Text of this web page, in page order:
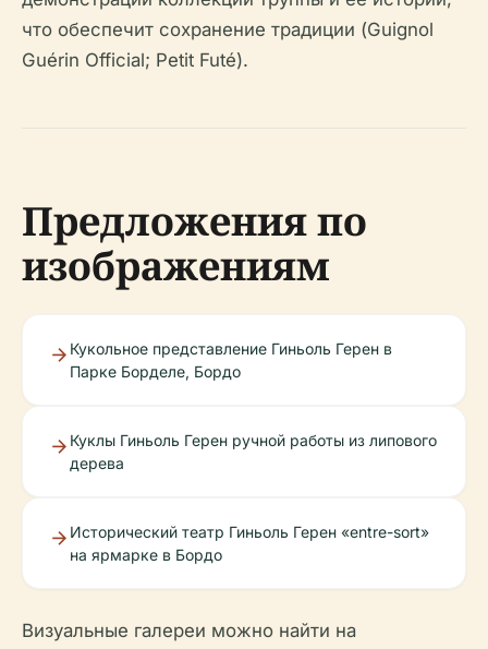
что обеспечит сохранение традиции (Guignol
Guérin Official; Petit Futé).
Предложения по
изображениям
Кукольное представление Гиньоль Герен в
Парке Борделе, Бордо
Куклы Гиньоль Герен ручной работы из липового
дерева
Исторический театр Гиньоль Герен «entre-sort»
на ярмарке в Бордо
Визуальные галереи можно найти на